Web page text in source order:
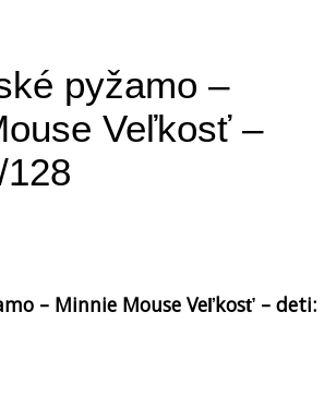
pyžamo –
Veľkosť –
– Minnie Mouse Veľkosť – deti: